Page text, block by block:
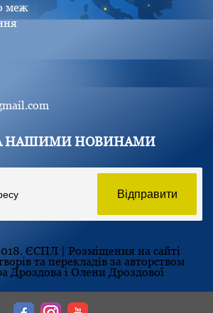
меж
НАШИМИ НОВИНАМИ
ЄСПЛ | Розміщення на сайті
та перекладів за авторством
Дроздова і Олени Дроздової